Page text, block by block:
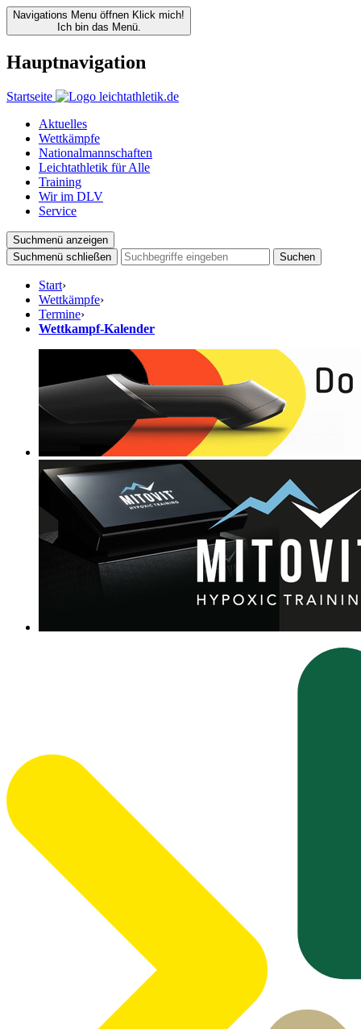
Navigations Menu öffnen Klick mich!
Ich bin das Menü.
Hauptnavigation
Startseite
Aktuelles
Wettkämpfe
Nationalmannschaften
Leichtathletik für Alle
Training
Wir im DLV
Service
Suchmenü anzeigen
Suchmenü schließen
Suchen
Start›
Wettkämpfe›
Termine›
Wettkampf-Kalender